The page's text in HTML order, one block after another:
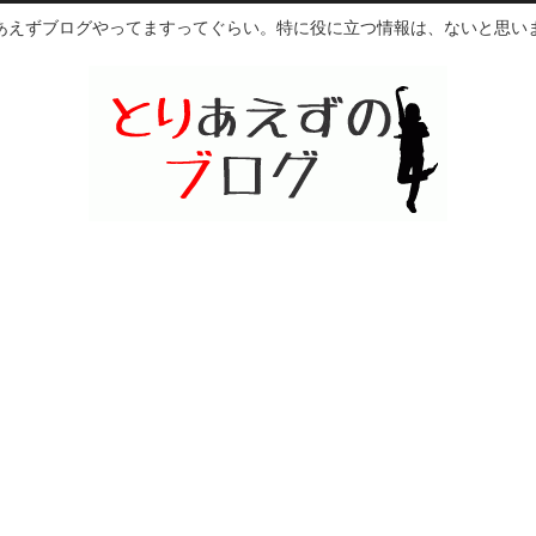
えずブログやってますってぐらい。特に役に立つ情報は、ないと思い